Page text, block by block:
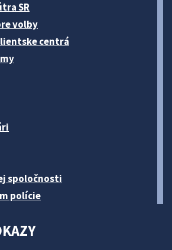
SR
volby
centrá
spoločnosti
polície